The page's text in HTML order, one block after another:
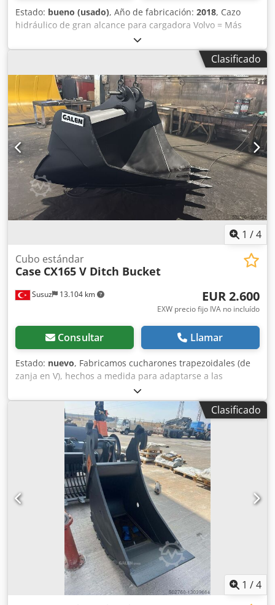
Estado: bueno (usado), Año de fabricación: 2018, Cazo
hidráulico de gran alcance para cargadora Volvo = Más
información = Año de fabricación: 2018 Dwedpfxjwwtg Ss
Afxea Apto para: maquinaria de construcción Sistema de
cambio rápido: Sí Estado técnico: bueno Estado visual:
bueno Contacte con Gerrit Haverhoek para obtener más
información.
Clasificado
1 /4
Susuz 13.104 km
Cubo estándar
Case CX165 V Ditch Bucket
EUR 2.600
EXW precio fijo IVA no incluído
Consultar Llamar
Estado: nuevo, Fabricamos cucharones trapezoidales (de
zanja en V), hechos a medida para adaptarse a las
dimensiones específicas de su canal. Djdpfxown E A Hs
Afxjwa
Clasificado
1 /4